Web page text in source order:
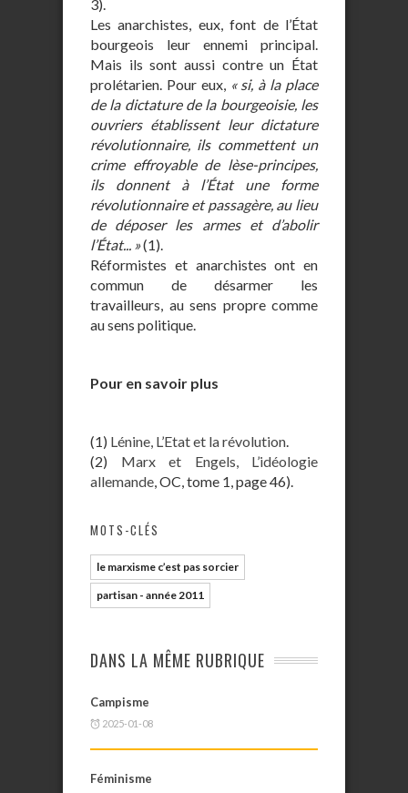
3).
Les anarchistes, eux, font de l’État
bourgeois leur ennemi principal.
Mais ils sont aussi contre un État
prolétarien. Pour eux,« si, à la place
de la dictature de la bourgeoisie, les
ouvriers établissent leur dictature
révolutionnaire, ils commettent un
crime effroyable de lèse-principes,
ils donnent à l’État une forme
révolutionnaire et passagère, au lieu
de déposer les armes et d’abolir
l’État... »(1).
Réformistes et anarchistes ont en
commun de désarmer les
travailleurs, au sens propre comme
au sens politique.
Pour en savoir plus
(1) Lénine, L’Etat et la révolution.
(2) Marx et Engels, L’idéologie
allemande, OC, tome 1, page 46).
MOTS-CLÉS
le marxisme c’est pas sorcier
partisan - année 2011
DANS LA MÊME RUBRIQUE
Campisme
2025-01-08
Féminisme